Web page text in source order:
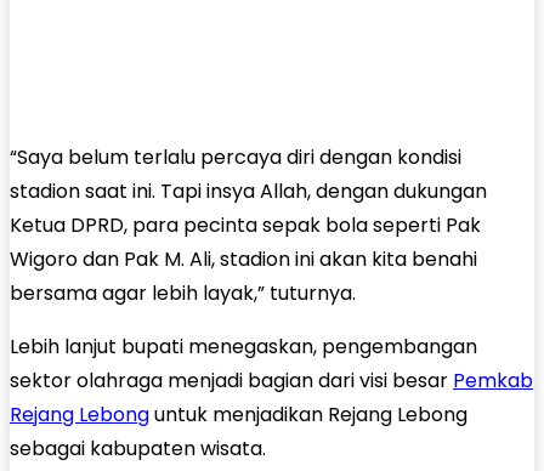
“Saya belum terlalu percaya diri dengan kondisi
stadion saat ini. Tapi insya Allah, dengan dukungan
Ketua DPRD, para pecinta sepak bola seperti Pak
Wigoro dan Pak M. Ali, stadion ini akan kita benahi
bersama agar lebih layak,” tuturnya.
Lebih lanjut bupati menegaskan, pengembangan
sektor olahraga menjadi bagian dari visi besar Pemkab
Rejang Lebonguntuk menjadikan Rejang Lebong
sebagai kabupaten wisata.